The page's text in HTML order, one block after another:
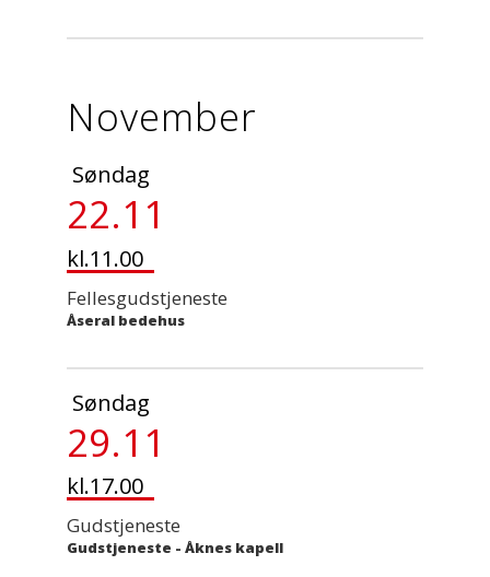
November
Søndag
22.11
kl.11.00
Fellesgudstjeneste
Åseral bedehus
Søndag
29.11
kl.17.00
Gudstjeneste
Gudstjeneste - Åknes kapell